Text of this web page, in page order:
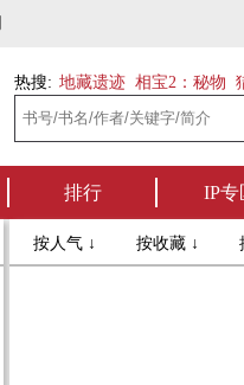
热搜: 地藏遗迹 相宝2：秘物
排行 IP专
按人气 ↓ 按收藏 ↓